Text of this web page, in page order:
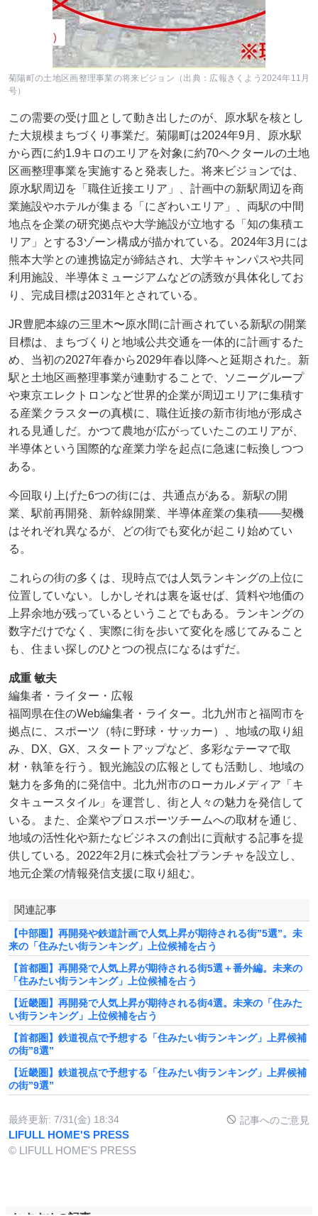
菊陽町の土地区画整理事業の将来ビジョン（出典：広報きくよう2024年11月
号）
この需要の受け皿として動き出したのが、原水駅を核とし
た大規模まちづくり事業だ。菊陽町は2024年9月、原水駅
から西に約1.9キロのエリアを対象に約70ヘクタールの土地
区画整理事業を実施すると発表した。将来ビジョンでは、
原水駅周辺を「職住近接エリア」、計画中の新駅周辺を商
業施設やホテルが集まる「にぎわいエリア」、両駅の中間
地点を企業の研究拠点や大学施設が立地する「知の集積エ
リア」とする3ゾーン構成が描かれている。2024年3月には
熊本大学との連携協定が締結され、大学キャンパスや共同
利用施設、半導体ミュージアムなどの誘致が具体化してお
り、完成目標は2031年とされている。
JR豊肥本線の三里木〜原水間に計画されている新駅の開業
目標は、まちづくりと地域公共交通を一体的に計画するた
め、当初の2027年春から2029年春以降へと延期された。新
駅と土地区画整理事業が連動することで、ソニーグループ
や東京エレクトロンなど世界的企業が周辺エリアに集積す
る産業クラスターの真横に、職住近接の新市街地が形成さ
れる見通しだ。かつて農地が広がっていたこのエリアが、
半導体という国際的な産業力学を起点に急速に転換しつつ
ある。
今回取り上げた6つの街には、共通点がある。新駅の開
業、駅前再開発、新幹線開業、半導体産業の集積——契機
はそれぞれ異なるが、どの街でも変化が起こり始めてい
る。
これらの街の多くは、現時点では人気ランキングの上位に
位置していない。しかしそれは裏を返せば、賃料や地価の
上昇余地が残っているということでもある。ランキングの
数字だけでなく、実際に街を歩いて変化を感じてみること
も、住まい探しのひとつの視点になるはずだ。
成重 敏夫
編集者・ライター・広報
福岡県在住のWeb編集者・ライター。北九州市と福岡市を
拠点に、スポーツ（特に野球・サッカー）、地域の取り組
み、DX、GX、スタートアップなど、多彩なテーマで取
材・執筆を行う。観光施設の広報としても活動し、地域の
魅力を多角的に発信中。北九州市のローカルメディア「キ
タキュースタイル」を運営し、街と人々の魅力を発信して
いる。また、企業やプロスポーツチームへの取材を通じ、
地域の活性化や新たなビジネスの創出に貢献する記事を提
供している。2022年2月に株式会社プランチャを設立し、
地元企業の情報発信支援に取り組む。
関連記事
【中部圏】再開発や鉄道計画で人気上昇が期待される街”5選”。未
来の「住みたい街ランキング」上位候補を占う
【首都圏】再開発で人気上昇が期待される街5選＋番外編。未来の
「住みたい街ランキング」上位候補を占う
【近畿圏】再開発で人気上昇が期待される街4選。未来の「住みた
い街ランキング」上位候補を占う
【首都圏】鉄道視点で予想する「住みたい街ランキング」上昇候補
の街”8選”
【近畿圏】鉄道視点で予想する「住みたい街ランキング」上昇候補
の街”9選”
最終更新: 7/31(金) 18:34 記事へのご意見
LIFULL HOME'S PRESS
© LIFULL HOME'S PRESS